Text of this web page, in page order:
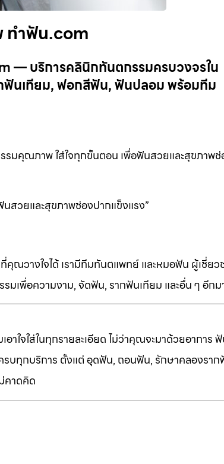
ทำฟัน.com
— บริการคลินิกทันตกรรมครบวงจรใน
นเทียม, ฟอกสีฟัน, ฟันปลอม พร้อมทีม
คุณภาพ ใส่ใจทุกขั้นตอน เพื่อฟันสวยและสุขภาพช่
วยและสุขภาพช่องปากแข็งแรง”
คุณวางใจได้ เรามีทีมทันตแพทย์ และหมอฟัน ผู้เชี่ย
มเพื่อความงาม, จัดฟัน, รากฟันเทียม และอื่น ๆ อีก
าใจใส่ในทุกรายละเอียด ไม่ว่าคุณจะมาด้วยอาการ
บทุกบริการ ตั้งแต่ อุดฟัน, ถอนฟัน, รักษาคลองรา
คาดคิด